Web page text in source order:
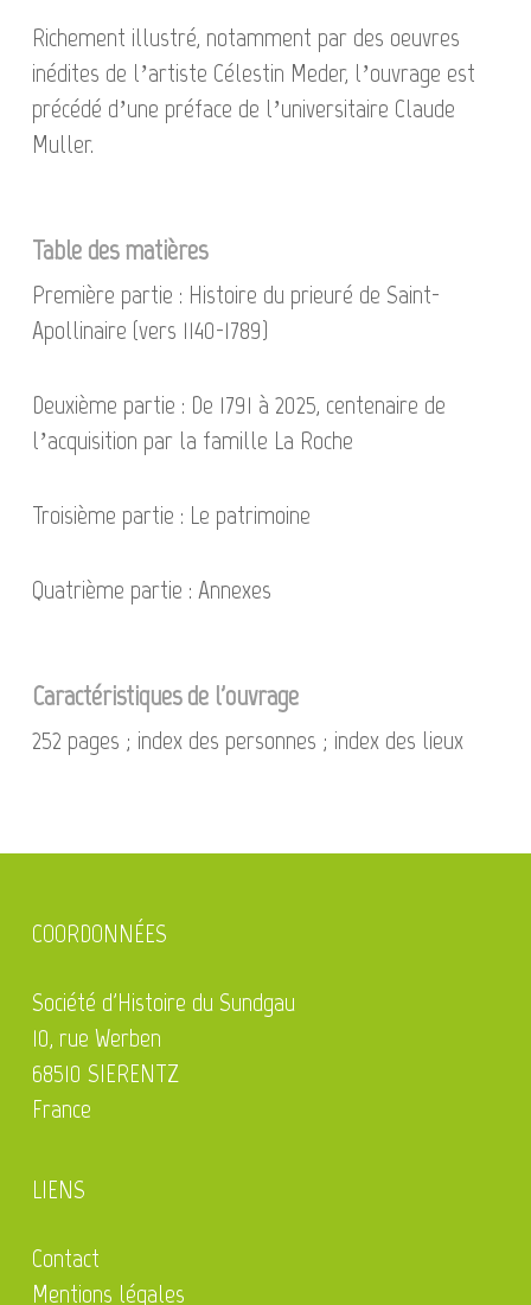
Richement illustré, notamment par des oeuvres
inédites de l’artiste Célestin Meder, l’ouvrage est
précédé d’une préface de l’universitaire Claude
Muller.
Table des matières
Première partie : Histoire du prieuré de Saint-
Apollinaire (vers 1140-1789)
Deuxième partie : De 1791 à 2025, centenaire de
l’acquisition par la famille La Roche
Troisième partie : Le patrimoine
Quatrième partie : Annexes
Caractéristiques de l'ouvrage
252 pages ; index des personnes ; index des lieux
COORDONNÉES
Société d'Histoire du Sundgau
10, rue Werben
68510 SIERENTZ
France
LIENS
Contact
Mentions légales